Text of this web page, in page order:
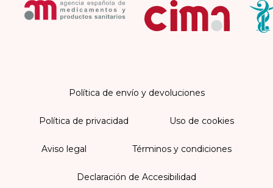
Política de envío y devoluciones
Política de privacidad Uso de cookies
Aviso legal Términos y condiciones
Declaración de Accesibilidad